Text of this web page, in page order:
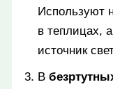
Используют
в теплицах,
источник
В